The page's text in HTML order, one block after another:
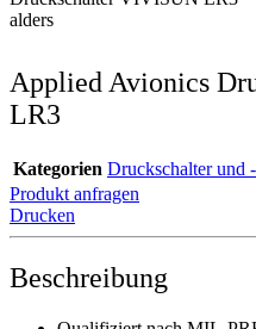
Applied Avionics
LR3
Kategorien Druckschalter und
Produkt anfragen
Drucken
Beschreibung